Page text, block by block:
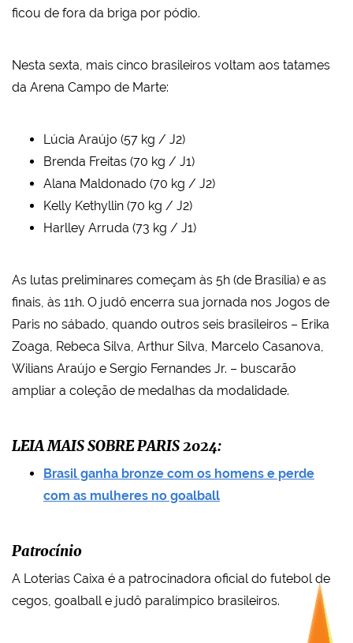
ficou de fora da briga por pódio.
Nesta sexta, mais cinco brasileiros voltam aos tatames
da Arena Campo de Marte:
Lúcia Araújo (57 kg / J2)
Brenda Freitas (70 kg / J1)
Alana Maldonado (70 kg / J2)
Kelly Kethyllin (70 kg / J2)
Harlley Arruda (73 kg / J1)
As lutas preliminares começam às 5h (de Brasília) e as
finais, às 11h. O judô encerra sua jornada nos Jogos de
Paris no sábado, quando outros seis brasileiros – Erika
Zoaga, Rebeca Silva, Arthur Silva, Marcelo Casanova,
Wilians Araújo e Sergio Fernandes Jr. – buscarão
ampliar a coleção de medalhas da modalidade.
LEIA MAIS SOBRE PARIS 2024:
Brasil ganha bronze com os homens e perde
com as mulheres no goalball
Patrocínio
A Loterias Caixa é a patrocinadora oficial do futebol de
cegos, goalball e judô paralímpico brasileiros.